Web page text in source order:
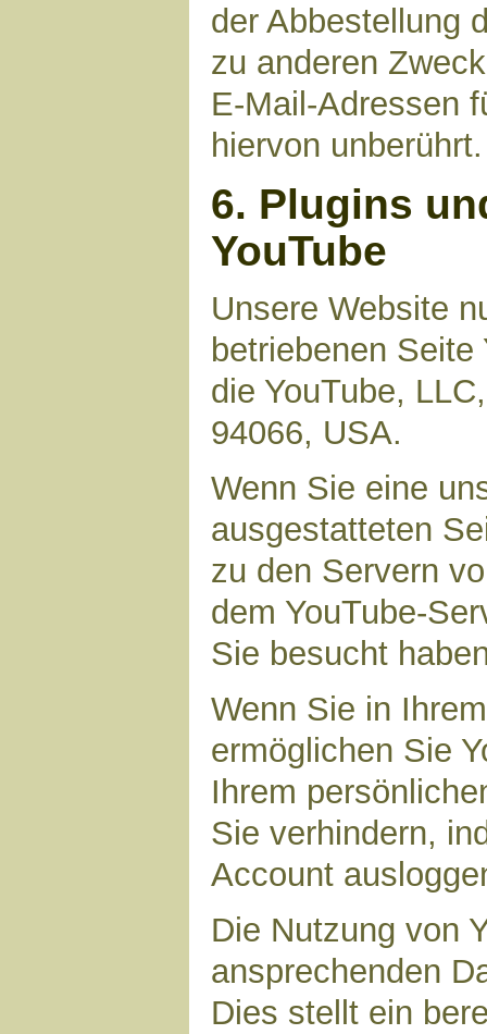
der Abbestellung
zu anderen
E-Mail-Adressen
hiervon unberührt.
6. Plugins
YouTube
Unsere Website
betriebenen
die YouTube,
94066, USA.
Wenn Sie eine
ausgestatteten
zu den Servern
dem YouTube-
Sie besucht
Wenn Sie in
ermöglichen Sie
Ihrem
Sie verhindern,
Account
Die Nutzung von
ansprechenden
Dies stellt ein